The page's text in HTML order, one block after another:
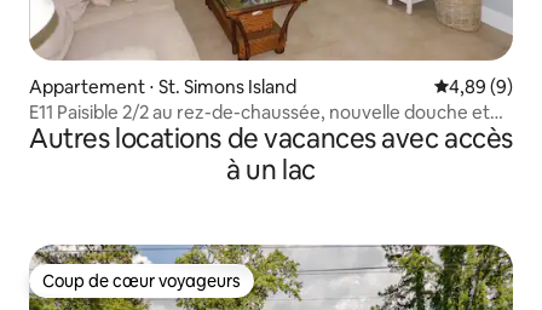
Appartement ⋅ St. Simons Island Évaluation
4,89 (9)
E11 Paisible 2/2 au rez-de-chaussée, nouvelle douche et
nouveaux planchers
Autres locations de vacances avec accès
à un lac
Coup de cœur voyageurs
Coup de cœur voyageurs